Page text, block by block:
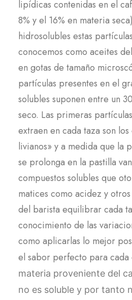
lipídicas contenidas en el
8% y el 16% en materia
hidrosolubles estas
conocemos como aceites
en gotas de tamaño
partículas presentes en el
solubles suponen entre un
seco. Las primeras
extraen en cada taza son
livianos» y a medida que la
se prolonga en la pastilla
compuestos solubles que
matices como acidez y
del barista equilibrar cada
conocimiento de las
como aplicarlas lo mejor
el sabor perfecto para cada
materia proveniente del
no es soluble y por tanto